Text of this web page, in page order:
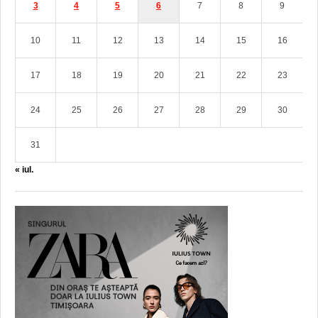
3 4 5 6 7 8 9
10 11 12 13 14 15 16
17 18 19 20 21 22 23
24 25 26 27 28 29 30
31
« iul.